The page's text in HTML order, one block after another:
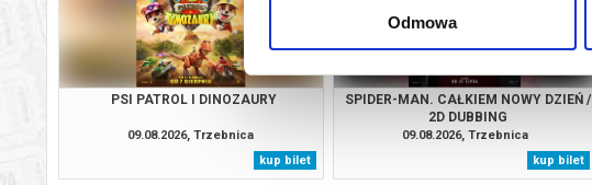
Odmowa
PSI PATROL I DINOZAURY
09.08.2026, Trzebnica
kup bilet
SPIDER-MAN. CAŁKIEM NOWY DZIEŃ /
2D DUBBING
09.08.2026, Trzebnica
kup bilet